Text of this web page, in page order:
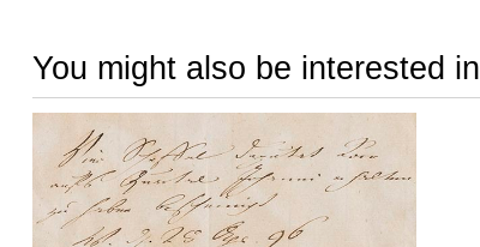
You might also be interested in